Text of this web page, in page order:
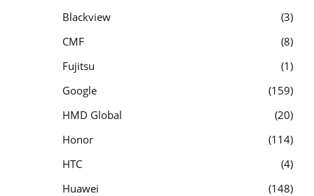
Blackview
3
CMF
8
Fujitsu
1
Google
159
HMD Global
20
Honor
114
HTC
4
Huawei
148